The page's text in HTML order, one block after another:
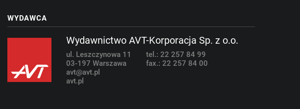
WYDAWCA
Wydawnictwo AVT-Korporacja Sp. z o.o.
ul. Leszczynowa 11
03-197 Warszawa
tel.: 22 257 84 99
fax.: 22 257 84 00
avt@avt.pl
avt.pl